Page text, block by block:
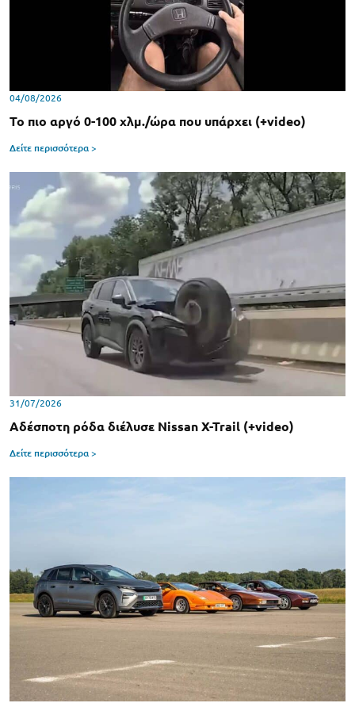
04/08/2026
Το πιο αργό 0-100 χλμ./ώρα που υπάρχει (+video)
Δείτε περισσότερα >
31/07/2026
Αδέσποτη ρόδα διέλυσε Nissan X-Trail (+video)
Δείτε περισσότερα >